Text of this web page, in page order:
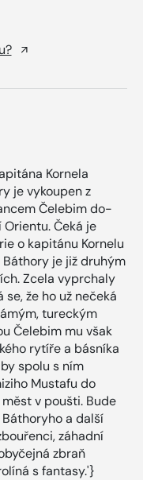
Kornela
je vykoupen z
Čelebim do-
Čeká je
o kapitánu Kornelu
Báthory je již druhým
Zcela vyprchaly
že ho už nečeká
tureckým
Čelebim mu však
rytíře a básníka
spolu s ním
Mustafu do
v poušti. Bude
a další
záhadní
zbraň
s fantasy.'}